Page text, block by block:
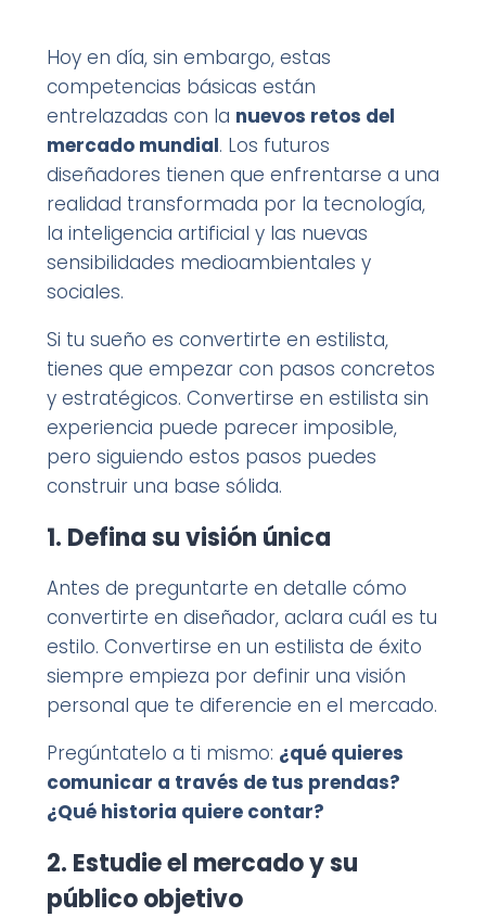
Hoy en día, sin embargo, estas
competencias básicas están
entrelazadas con la nuevos retos del
mercado mundial. Los futuros
diseñadores tienen que enfrentarse a una
realidad transformada por la tecnología,
la inteligencia artificial y las nuevas
sensibilidades medioambientales y
sociales.
Si tu sueño es convertirte en estilista,
tienes que empezar con pasos concretos
y estratégicos. Convertirse en estilista sin
experiencia puede parecer imposible,
pero siguiendo estos pasos puedes
construir una base sólida.
1. Defina su visión única
Antes de preguntarte en detalle cómo
convertirte en diseñador, aclara cuál es tu
estilo. Convertirse en un estilista de éxito
siempre empieza por definir una visión
personal que te diferencie en el mercado.
Pregúntatelo a ti mismo: ¿qué quieres
comunicar a través de tus prendas?
¿Qué historia quiere contar?
2. Estudie el mercado y su
público objetivo